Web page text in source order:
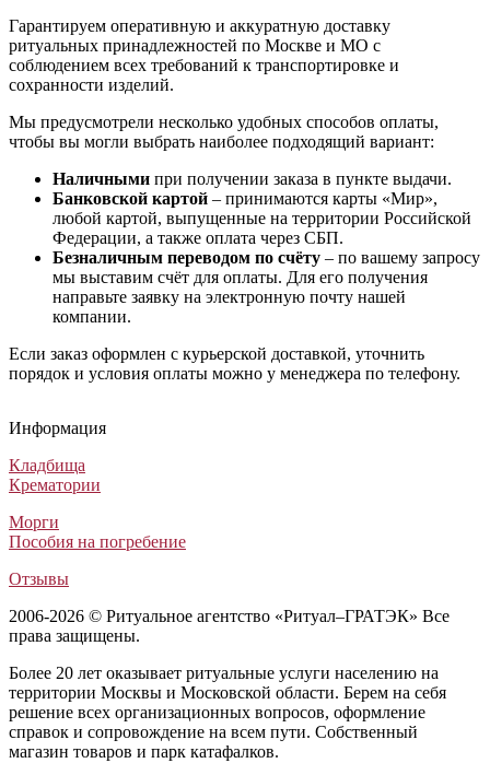
Гарантируем оперативную и аккуратную доставку
ритуальных принадлежностей по Москве и МО с
соблюдением всех требований к транспортировке и
сохранности изделий.
Мы предусмотрели несколько удобных способов оплаты,
чтобы вы могли выбрать наиболее подходящий вариант:
Наличными при получении заказа в пункте выдачи.
Банковской картой – принимаются карты «Мир»,
любой картой, выпущенные на территории Российской
Федерации, а также оплата через СБП.
Безналичным переводом по счёту – по вашему запросу
мы выставим счёт для оплаты. Для его получения
направьте заявку на электронную почту нашей
компании.
Если заказ оформлен с курьерской доставкой, уточнить
порядок и условия оплаты можно у менеджера по телефону.
Комбинированные гробы
Элитные гробы
Лакированные гробы
Лакированные гробы
Информация
Кладбища
Крематории
Морги
Пособия на погребение
Отзывы
2006-2026 © Ритуальное агентство «Ритуал–ГРАТЭК» Все
права защищены.
Более 20 лет оказывает ритуальные услуги населению на
территории Москвы и Московской области. Берем на себя
решение всех организационных вопросов, оформление
справок и сопровождение на всем пути. Собственный
магазин товаров и парк катафалков.